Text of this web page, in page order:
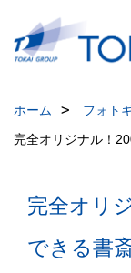
ホーム フォト
完全オリジナル！
完全オリ
できる書